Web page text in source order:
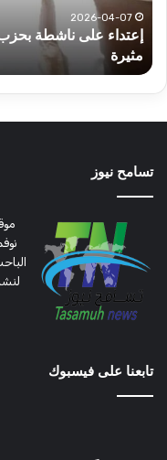
تفاصيل
مثيرة
2026-04-07
إعتداء على ناشطة بحزب
مثيرة
تسامح نيوز
تابعنا على فيسبوك